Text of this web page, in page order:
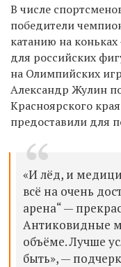
В числе
победители
катанию на
для российских
на Олимпийских
Александр Жулин
Красноярского
предоставили для
«И лёд, и
всё на очень
арена“ —
Антиковидные
объёме. Лучше
быть», —